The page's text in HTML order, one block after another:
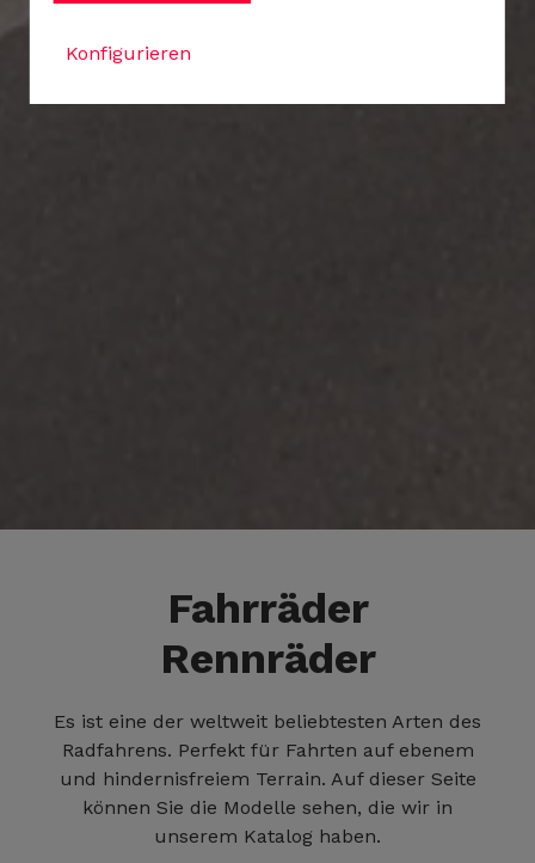
Fahrräder
Rennräder
Es ist eine der weltweit beliebtesten Arten des
Radfahrens. Perfekt für Fahrten auf ebenem
und hindernisfreiem Terrain. Auf dieser Seite
können Sie die Modelle sehen, die wir in
unserem Katalog haben.
Konfigurieren